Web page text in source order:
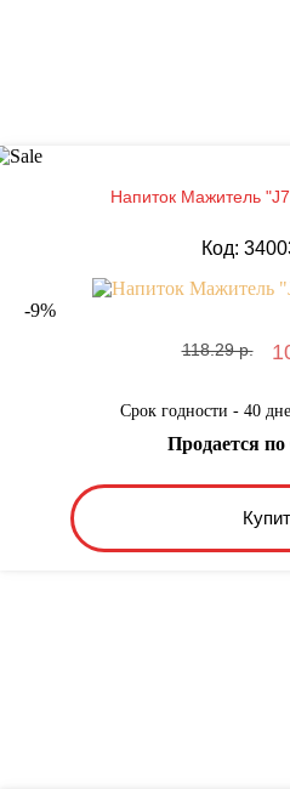
Напиток Мажитель
Код:
-9%
118.29 р.
Срок годности - 40
Продается